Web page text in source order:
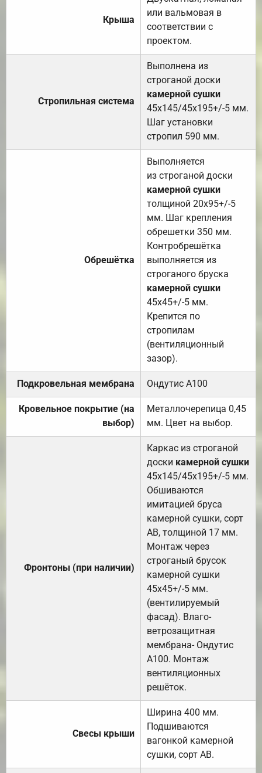
Крыша
или вальмовая в
соответствии с
проектом.
Стропильная система
Выполнена из
строганой доски
камерной сушки
45х145/45х195+/-5 мм.
Шаг установки
стропил 590 мм.
Обрешётка
Выполняется
из строганой доски
камерной сушки
толщиной 20х95+/-5
мм. Шаг крепления
обрешетки 350 мм.
Контробрешётка
выполняется из
строганого бруска
камерной сушки
45х45+/-5 мм.
Крепится по
стропилам
(вентиляционный
зазор).
Подкровельная мембрана Ондутис А100
Кровельное покрытие (на
выбор)
Металлочерепица 0,45
мм. Цвет на выбор.
Фронтоны (при наличии)
Каркас из строганой
доски камерной сушки
45х145/45х195+/-5 мм.
Обшиваются
имитацией бруса
камерной сушки, сорт
АВ, толщиной 17 мм.
Монтаж через
строганый брусок
камерной сушки
45х45+/-5 мм.
(вентилируемый
фасад). Влаго-
ветрозащитная
мембрана- Ондутис
А100. Монтаж
вентиляционных
решёток.
Свесы крыши
Ширина 400 мм.
Подшиваются
вагонкой камерной
сушки, сорт АВ.